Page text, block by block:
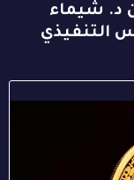
د. شيماء
التنفيذي